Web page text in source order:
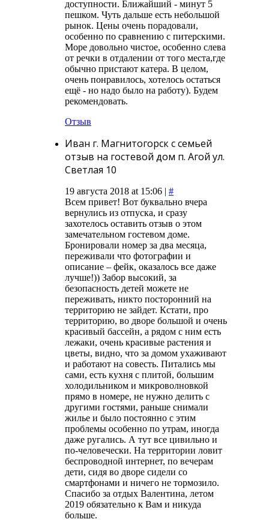
доступности. Ближайший - минут 5
пешком. Чуть дальше есть небольшой
рынок. Цены очень порадовали,
особенно по сравнению с питерскими.
Море довольно чистое, особенно слева
от речки в отдалении от того места,где
обычно пристают катера. В целом,
очень понравилось, хотелось остаться
ещё - но надо было на работу). Будем
рекомендовать.
Отзыв
Иван г. Магнитогорск с семьей
отзыв на гостевой дом п. Агой ул.
Светлая 10
19 августа 2018 at 15:06 | #
Всем привет! Вот буквально вчера
вернулись из отпуска, и сразу
захотелось оставить отзыв о этом
замечательном гостевом доме.
Бронировали номер за два месяца,
переживали что фотографии и
описание – фейк, оказалось все даже
лучше!)) Забор высокий, за
безопасность детей можете не
переживать, никто посторонний на
территорию не зайдет. Кстати, про
территорию, во дворе большой и очень
красивый бассейн, а рядом с ним есть
лежаки, очень красивые растения и
цветы, видно, что за домом ухаживают
и работают на совесть. Питались мы
сами, есть кухня с плитой, большим
холодильником и микроволновкой
прямо в номере, не нужно делить с
другими гостями, раньше снимали
жилье и было постоянно с этим
проблемы особенно по утрам, иногда
даже ругались. А тут все цивильно и
по-человечески. На территории ловит
беспроводной интернет, по вечерам
дети, сидя во дворе сидели со
смартфонами и ничего не тормозило.
Спасибо за отдых Валентина, летом
2019 обязательно к Вам и никуда
больше.